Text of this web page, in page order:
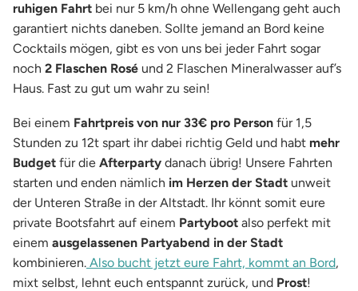
ruhigen Fahrt bei nur 5 km/h ohne Wellengang geht auch
garantiert nichts daneben. Sollte jemand an Bord keine
Cocktails mögen, gibt es von uns bei jeder Fahrt sogar
noch 2 Flaschen Rosé und 2 Flaschen Mineralwasser auf’s
Haus. Fast zu gut um wahr zu sein!
Bei einem Fahrtpreis von nur 33€ pro Person für 1,5
Stunden zu 12t spart ihr dabei richtig Geld und habt mehr
Budget für die Afterparty danach übrig! Unsere Fahrten
starten und enden nämlich im Herzen der Stadt unweit
der Unteren Straße in der Altstadt. Ihr könnt somit eure
private Bootsfahrt auf einem Partyboot also perfekt mit
einem ausgelassenen Partyabend in der Stadt
kombinieren. Also bucht jetzt eure Fahrt, kommt an Bord,
mixt selbst, lehnt euch entspannt zurück, und Prost!